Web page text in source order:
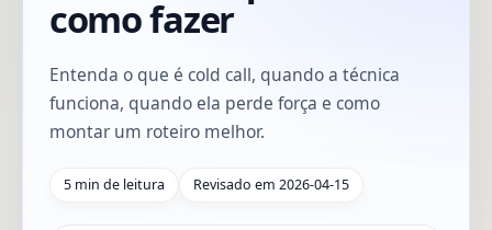
como fazer
Entenda o que é cold call, quando a técnica
funciona, quando ela perde força e como
montar um roteiro melhor.
5 min de leitura Revisado em 2026-04-15